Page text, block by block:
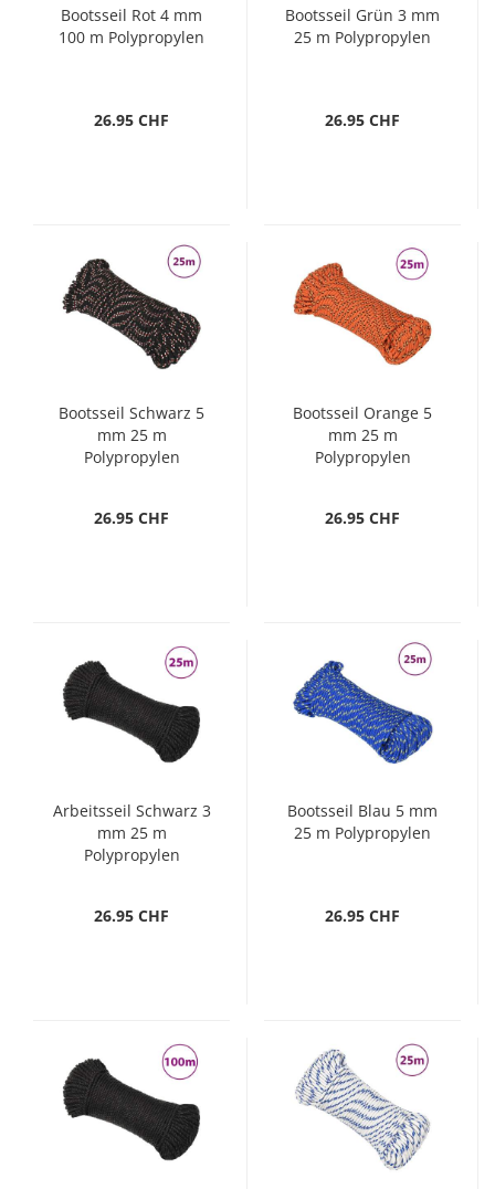
Bootsseil Rot 4 mm
100 m Polypropylen
26.95 CHF
Bootsseil Grün 3 mm
25 m Polypropylen
26.95 CHF
Bootsseil Schwarz 5
mm 25 m
Polypropylen
26.95 CHF
Bootsseil Orange 5
mm 25 m
Polypropylen
26.95 CHF
Arbeitsseil Schwarz 3
mm 25 m
Polypropylen
26.95 CHF
Bootsseil Blau 5 mm
25 m Polypropylen
26.95 CHF